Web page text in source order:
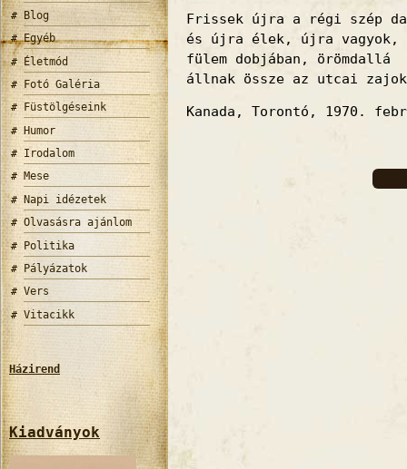
Blog
Egyéb
Életmód
Fotó Galéria
Füstölgéseink
Humor
Irodalom
Mese
Napi idézetek
Olvasásra ajánlom
Politika
Pályázatok
Vers
Vitacikk
Házirend
Kiadványok
Frissek újra a régi szép
és újra élek, újra vagyok,
fülem dobjában, örömdallá
állnak össze az utcai
Kanada, Torontó, 1970.